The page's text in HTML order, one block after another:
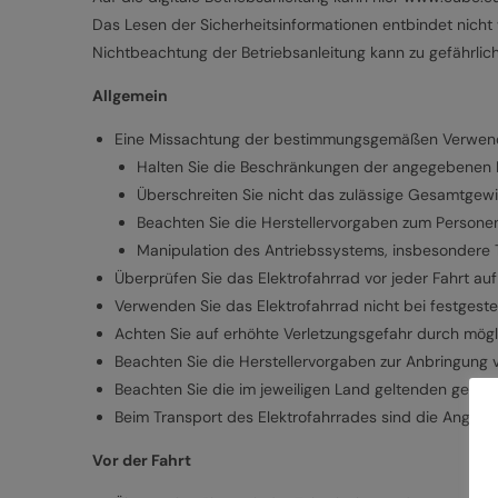
Das Lesen der Sicherheitsinformationen entbindet
Nichtbeachtung der Betriebsanleitung kann zu
Allgemein
Eine Missachtung der bestimmungsgemäßen
Halten Sie die Beschränkungen der
Überschreiten Sie nicht das zulässige
Beachten Sie die Herstellervorgaben zum
Manipulation des Antriebssystems, insbesondere
Überprüfen Sie das Elektrofahrrad vor jeder Fahrt
Verwenden Sie das Elektrofahrrad nicht bei
Achten Sie auf erhöhte Verletzungsgefahr durch
Beachten Sie die Herstellervorgaben zur Anbringung
Beachten Sie die im jeweiligen Land geltenden
Beim Transport des Elektrofahrrades sind die
Vor der Fahrt